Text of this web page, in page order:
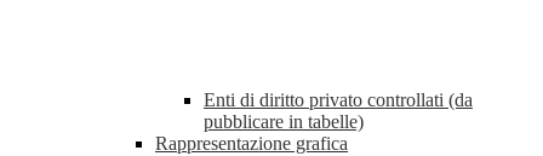
Enti di diritto privato controllati (da
pubblicare in tabelle)
Rappresentazione grafica